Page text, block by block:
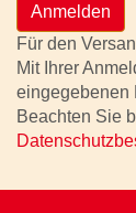
Anmelden
Für den
Mit Ihrer
eingegebenen
Beachten Sie